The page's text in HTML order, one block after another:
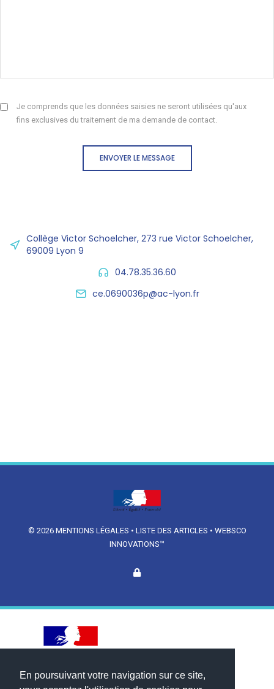
En poursuivant votre navigation sur ce site,
Je comprends que les données saisies ne seront utilisées qu'aux
fins exclusives du traitement de ma demande de contact.
ENVOYER LE MESSAGE
Collège Victor Schoelcher, 273 rue Victor Schoelcher,
69009 Lyon 9
04.78.35.36.60
ce.0690036p@ac-lyon.fr
© 2026 MENTIONS LÉGALES • LISTE DES ARTICLES • WEBSCO
INNOVATIONS™